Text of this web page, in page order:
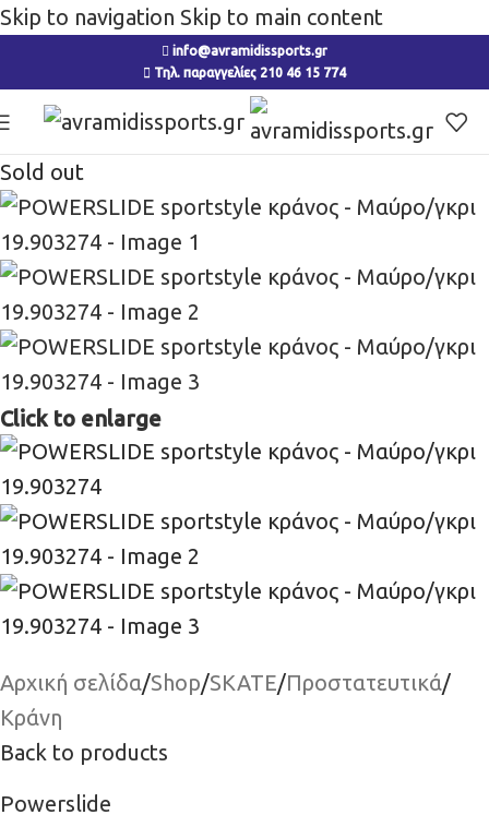
Skip to navigation Skip to main content
info@avramidissports.gr
Τηλ. παραγγελίες 210 46 15 774
Sold out
Click to enlarge
Αρχική σελίδα/Shop/SKATE/Προστατευτικά/
Κράνη
Back to products
Powerslide